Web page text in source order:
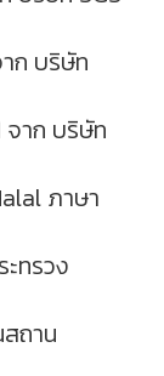
ก บริษัท
จาก บริษัท
ภาษา
ทรวง
ถาน